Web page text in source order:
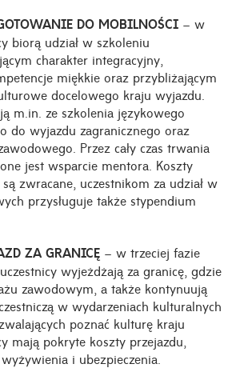
DO MOBILNOŚCI – w
biorą udział w szkoleniu
charakter integracyjny,
miękkie oraz przybliżającym
docelowego kraju wyjazdu.
m.in. ze szkolenia językowego
do wyjazdu zagranicznego oraz
Przez cały czas trwania
jest wsparcie mentora. Koszty
zwracane, uczestnikom za udział w
przysługuje także stypendium
ZA GRANICĘ – w trzeciej fazie
wyjeżdżają za granicę, gdzie
zawodowym, a także kontynuują
w wydarzeniach kulturalnych
poznać kulturę kraju
mają pokryte koszty przejazdu,
i ubezpieczenia.